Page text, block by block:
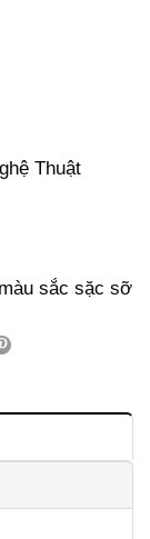
Thuật
sắc sặc sỡ